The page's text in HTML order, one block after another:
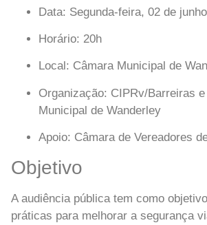
Data: Segunda-feira, 02 de
Horário: 20h
Local : Câmara Municipal de
Organização: CIPRv/Barreiras
Municipal de Wanderley
Apoio: Câmara de Vereadores
Objetivo
A audiência pública tem como
práticas para melhorar a segurança